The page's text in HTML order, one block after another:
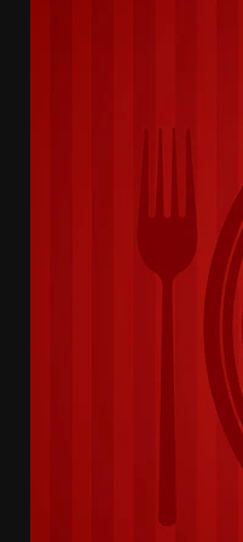
d’abonnés :
Français
Copyright © 2010-